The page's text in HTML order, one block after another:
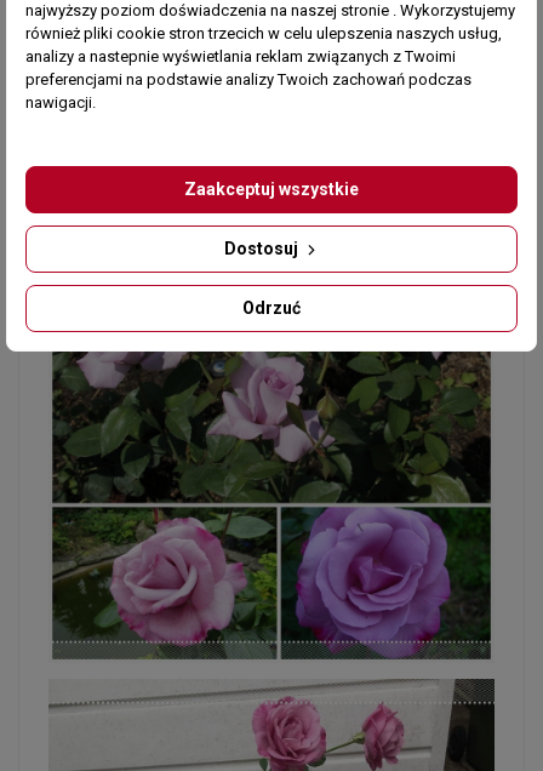
najwyższy poziom doświadczenia na naszej stronie . Wykorzystujemy
również pliki cookie stron trzecich w celu ulepszenia naszych usług,
analizy a nastepnie wyświetlania reklam związanych z Twoimi
preferencjami na podstawie analizy Twoich zachowań podczas
nawigacji.
Odrzuć
Dostosuj
Zaakceptuj wszystkie